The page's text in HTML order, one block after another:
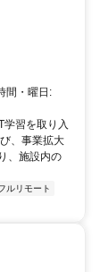
間・曜日:
習を取り入
、事業拡大
、施設内の
ルリモート